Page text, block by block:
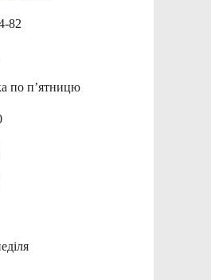
82
по п’ятницю